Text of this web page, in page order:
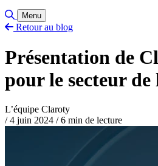
Basculer la recherche
Menu
Retour au blog
Présentation de
pour le secteur de
L’équipe Claroty
/ 4 juin 2024 /6 min de lecture